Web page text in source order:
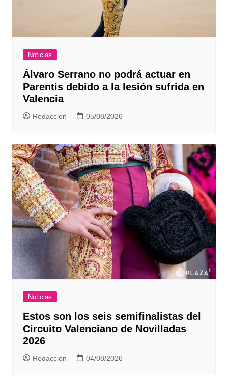
Noticias
Álvaro Serrano no podrá actuar en
Parentis debido a la lesión sufrida en
Valencia
Redaccion 05/08/2026
Noticias
Estos son los seis semifinalistas del
Circuito Valenciano de Novilladas
2026
Redaccion 04/08/2026